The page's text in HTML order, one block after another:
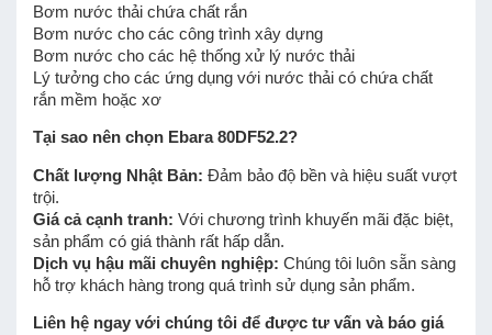
Bơm nước thải chứa chất rắn
Bơm nước cho các công trình xây dựng
Bơm nước cho các hệ thống xử lý nước thải
Lý tưởng cho các ứng dụng với nước thải có chứa chất
rắn mềm hoặc xơ
Tại sao nên chọn Ebara 80DF52.2?
Chất lượng Nhật Bản: Đảm bảo độ bền và hiệu suất vượt
trội.
Giá cả cạnh tranh: Với chương trình khuyến mãi đặc biệt,
sản phẩm có giá thành rất hấp dẫn.
Dịch vụ hậu mãi chuyên nghiệp: Chúng tôi luôn sẵn sàng
hỗ trợ khách hàng trong quá trình sử dụng sản phẩm.
Liên hệ ngay với chúng tôi để được tư vấn và báo giá